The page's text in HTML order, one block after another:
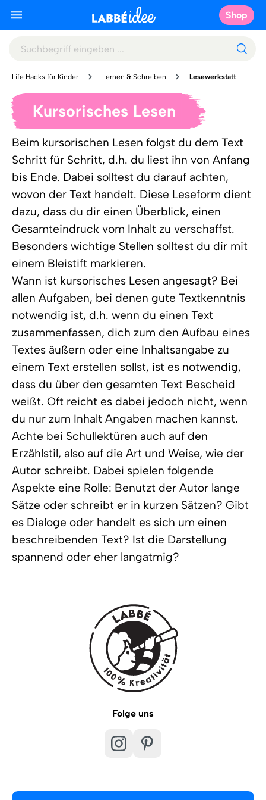
Shop
Life Hacks für Kinder Lernen & Schreiben Lesewerkstatt
Kursorisches Lesen
Beim kursorischen Lesen folgst du dem Text
Schritt für Schritt, d.h. du liest ihn von Anfang
bis Ende. Dabei solltest du darauf achten,
wovon der Text handelt. Diese Leseform dient
dazu, dass du dir einen Überblick, einen
Gesamteindruck vom Inhalt zu verschaffst.
Besonders wichtige Stellen solltest du dir mit
einem Bleistift markieren.
Wann ist kursorisches Lesen angesagt? Bei
allen Aufgaben, bei denen gute Textkenntnis
notwendig ist, d.h. wenn du einen Text
zusammenfassen, dich zum den Aufbau eines
Textes äußern oder eine Inhaltsangabe zu
einem Text erstellen sollst, ist es notwendig,
dass du über den gesamten Text Bescheid
weißt. Oft reicht es dabei jedoch nicht, wenn
du nur zum Inhalt Angaben machen kannst.
Achte bei Schullektüren auch auf den
Erzählstil, also auf die Art und Weise, wie der
Autor schreibt. Dabei spielen folgende
Aspekte eine Rolle: Benutzt der Autor lange
Sätze oder schreibt er in kurzen Sätzen? Gibt
es Dialoge oder handelt es sich um einen
beschreibenden Text? Ist die Darstellung
spannend oder eher langatmig?
Folge uns